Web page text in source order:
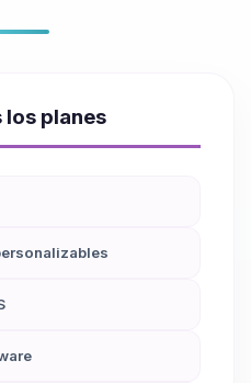
los planes